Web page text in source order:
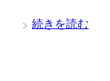
続きを読む